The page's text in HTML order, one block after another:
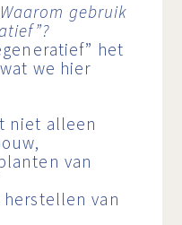
Waarom gebruik
het
we hier
niet alleen
van
herstellen van